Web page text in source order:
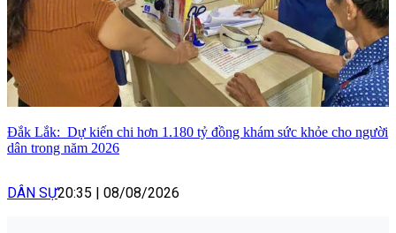
Đắk Lắk: Dự kiến chi hơn 1.180 tỷ đồng khám sức khỏe cho người
dân trong năm 2026
DÂN SỰ20:35 08/08/2026